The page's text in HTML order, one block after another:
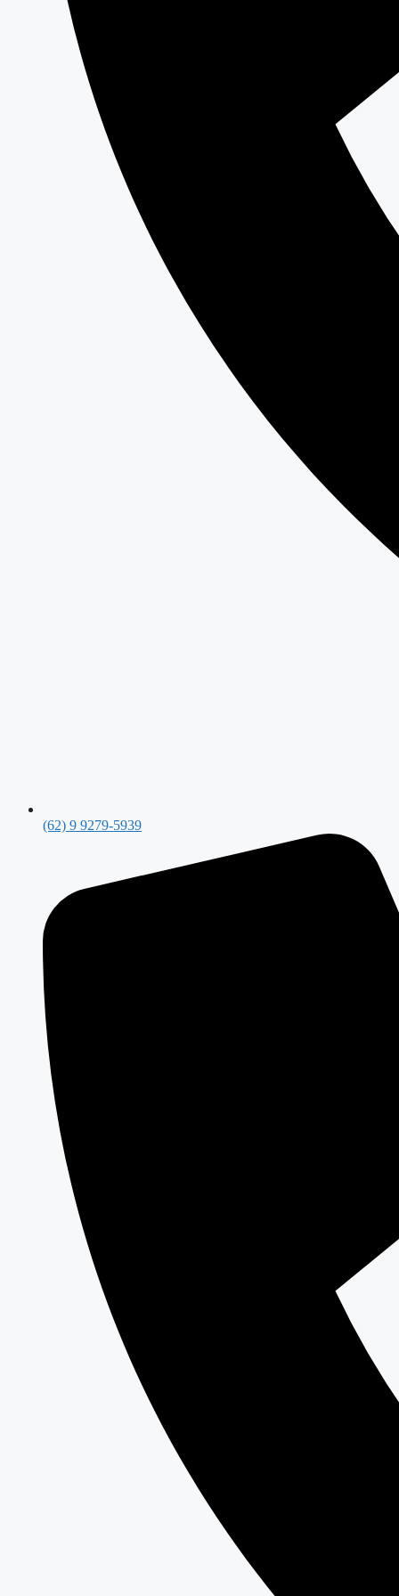
(62) 9 9279-5939